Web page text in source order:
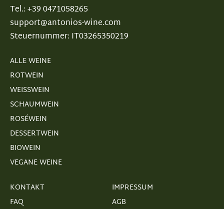
Tel.: +39 0471058265
support@antonios-wine.com
Steuernummer: IT03265350219
ALLE WEINE
ROTWEIN
WEISSWEIN
SCHAUMWEIN
ROSÉWEIN
DESSERTWEIN
BIOWEIN
VEGANE WEINE
KONTAKT
FAQ
IMPRESSUM
AGB